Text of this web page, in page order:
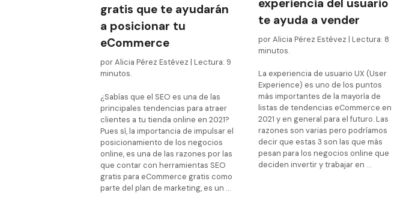
gratis que te ayudarán
a posicionar tu
eCommerce
por Alicia Pérez Estévez | Lectura: 9
minutos.
¿Sabías que el SEO es una de las
principales tendencias para atraer
clientes a tu tienda online en 2021?
Pues sí, la importancia de impulsar el
posicionamiento de los negocios
online, es una de las razones por las
que contar con herramientas SEO
gratis para eCommerce gratis como
parte del plan de marketing, es un …
experiencia del usuario
te ayuda a vender
por Alicia Pérez Estévez | Lectura: 8
minutos.
La experiencia de usuario UX (User
Experience) es uno de los puntos
más importantes de la mayoría de
listas de tendencias eCommerce en
2021 y en general para el futuro. Las
razones son varias pero podríamos
decir que estas 3 son las que más
pesan para los negocios online que
deciden invertir y trabajar en …